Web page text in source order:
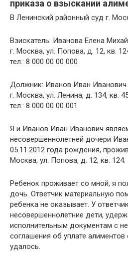
приказа о взыскании
В Ленинский районный суд г.
Взискатель: Иванова Елена
г. Москва, ул. Попова, д. 12, кв.
тел.: 8 000 00 00 000
Должник: Иванов Иван Иванович
г. Москва, ул. Ленина, д. 134, кв.
тел.: 8 000 00 00 001
Я и Иванов Иван Иванович
несовершеннолетней дочери
05.11.2012 года рождения,
Москва, ул. Попова, д. 12, кв. 124.
Ребенок проживает со мной, я
дочь. Ответчик материальную
ребенка не оказывает. У
несовершеннолетние дети,
исполнительным документам с
соглашения об уплате алиментов
удалось.